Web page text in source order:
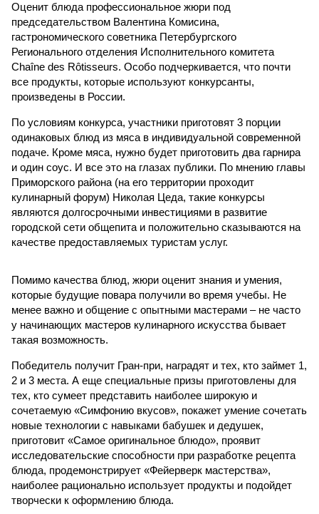
Оценит блюда профессиональное жюри под
председательством Валентина Комисина,
гастрономического советника Петербургского
Регионального отделения Исполнительного комитета
Chaîne des Rôtisseurs. Особо подчеркивается, что почти
все продукты, которые используют конкурсанты,
произведены в России.
По условиям конкурса, участники приготовят 3 порции
одинаковых блюд из мяса в индивидуальной современной
подаче. Кроме мяса, нужно будет приготовить два гарнира
и один соус. И все это на глазах публики. По мнению главы
Приморского района (на его территории проходит
кулинарный форум) Николая Цеда, такие конкурсы
являются долгосрочными инвестициями в развитие
городской сети общепита и положительно сказываются на
качестве предоставляемых туристам услуг.
Помимо качества блюд, жюри оценит знания и умения,
которые будущие повара получили во время учебы. Не
менее важно и общение с опытными мастерами – не часто
у начинающих мастеров кулинарного искусства бывает
такая возможность.
Победитель получит Гран-при, наградят и тех, кто займет 1,
2 и 3 места. А еще специальные призы приготовлены для
тех, кто сумеет представить наиболее широкую и
сочетаемую «Симфонию вкусов», покажет умение сочетать
новые технологии с навыками бабушек и дедушек,
приготовит «Самое оригинальное блюдо», проявит
исследовательские способности при разработке рецепта
блюда, продемонстрирует «Фейерверк мастерства»,
наиболее рационально использует продукты и подойдет
творчески к оформлению блюда.